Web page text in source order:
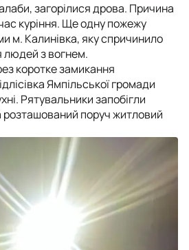
загорілися дрова. Причина
куріння. Ще одну пожежу
м. Калинівка, яку спричинило
з вогнем.
коротке замикання
Ямпільської громади
Рятувальники запобігли
поруч житловий